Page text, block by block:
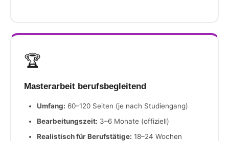
🏆
Masterarbeit berufsbegleitend
Umfang: 60–120 Seiten (je nach Studiengang)
Bearbeitungszeit: 3–6 Monate (offiziell)
Realistisch für Berufstätige: 18–24 Wochen